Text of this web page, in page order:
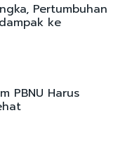
Pertumbuhan
ke
PBNU Harus